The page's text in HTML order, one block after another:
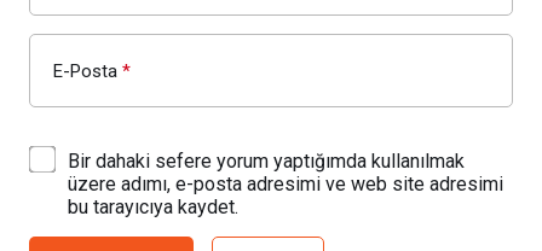
E-Posta *
Bir dahaki sefere yorum yaptığımda kullanılmak
üzere adımı, e-posta adresimi ve web site adresimi
bu tarayıcıya kaydet.